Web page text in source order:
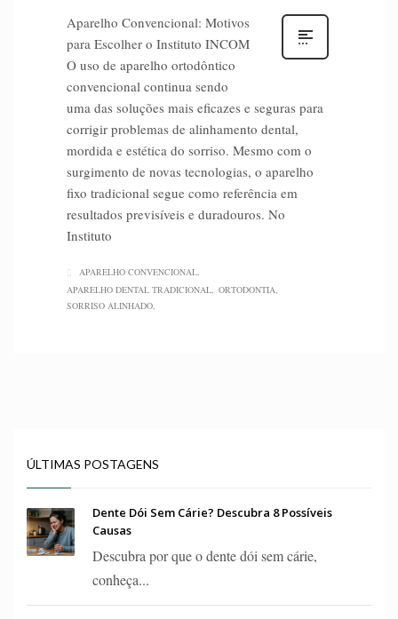
Aparelho Convencional: Motivos
para Escolher o Instituto INCOM
O uso de aparelho ortodôntico
convencional continua sendo
uma das soluções mais eficazes e seguras para
corrigir problemas de alinhamento dental,
mordida e estética do sorriso. Mesmo com o
surgimento de novas tecnologias, o aparelho
fixo tradicional segue como referência em
resultados previsíveis e duradouros. No
Instituto
APARELHO CONVENCIONAL
APARELHO DENTAL TRADICIONAL ORTODONTIA
SORRISO ALINHADO
ÚLTIMAS POSTAGENS
Dente Dói Sem Cárie? Descubra 8 Possíveis
Causas
Descubra por que o dente dói sem cárie,
conheça...